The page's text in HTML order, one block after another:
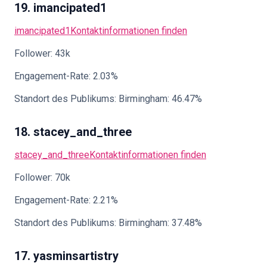
19. imancipated1
imancipated1Kontaktinformationen finden
Follower: 43k
Engagement-Rate: 2.03%
Standort des Publikums: Birmingham: 46.47%
18. stacey_and_three
stacey_and_threeKontaktinformationen finden
Follower: 70k
Engagement-Rate: 2.21%
Standort des Publikums: Birmingham: 37.48%
17. yasminsartistry